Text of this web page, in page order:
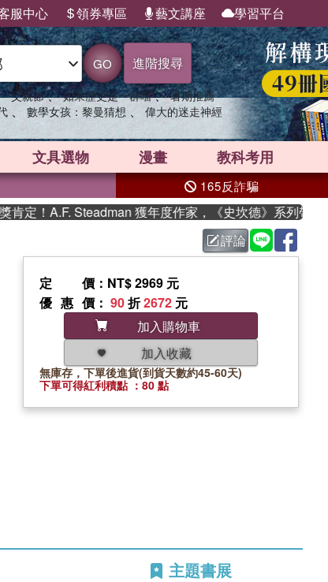
服中心 領券專區 藝文講座 學習平台
GO 進階搜尋
父親節 、 如果歷史是一群喵 、 暑期推薦
、 數學女孩：黎曼猜想 、 偉大的迷走神經
文具選物 漫畫 教科考用
165反詐騙
！A.F. Steadman 獲年度作家，《史坎德》系列帶你踏上
評論
定價 ：NT$ 2969 元
優惠價 ： 90折2672 元
加入購物車
加入收藏
無庫存，下單後進貨(到貨天數約45-60天)
下單可得紅利積點 ：80 點
主題書展